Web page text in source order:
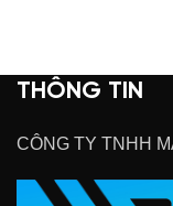
THÔNG TIN
CÔNG TY TNHH